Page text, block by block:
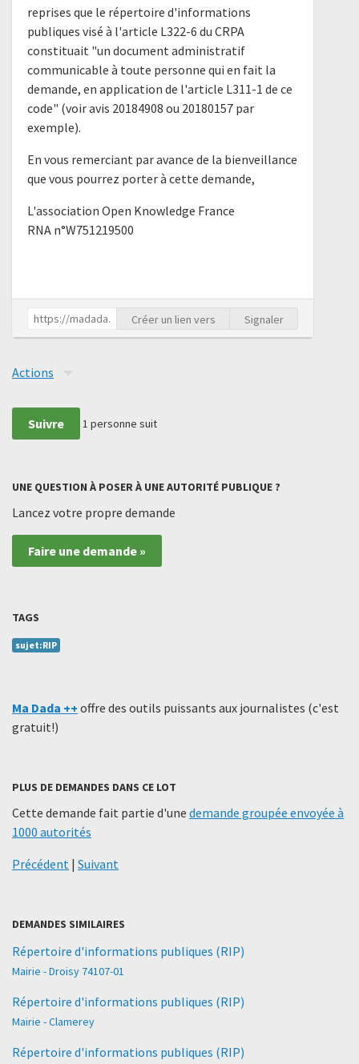
reprises que le répertoire d'informations
publiques visé à l'article L322-6 du CRPA
constituait "un document administratif
communicable à toute personne qui en fait la
demande, en application de l'article L311-1 de ce
code" (voir avis 20184908 ou 20180157 par
exemple).
En vous remerciant par avance de la bienveillance
que vous pourrez porter à cette demande,
L'association Open Knowledge France
RNA n°W751219500
Créer un lien vers Signaler
Actions
Suivre 1 personne suit
UNE QUESTION À POSER À UNE AUTORITÉ PUBLIQUE ?
Lancez votre propre demande
Faire une demande »
TAGS
sujet:RIP
Ma Dada ++ offre des outils puissants aux journalistes (c'est
gratuit!)
PLUS DE DEMANDES DANS CE LOT
Cette demande fait partie d'une demande groupée envoyée à
1000 autorités
Précédent | Suivant
DEMANDES SIMILAIRES
Répertoire d'informations publiques (RIP)
Mairie - Droisy 74107-01
Répertoire d'informations publiques (RIP)
Mairie - Clamerey
Répertoire d'informations publiques (RIP)